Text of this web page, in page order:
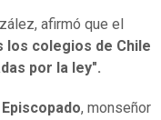
afirmó que el
los colegios de Chile
por la ley".
, monseñor